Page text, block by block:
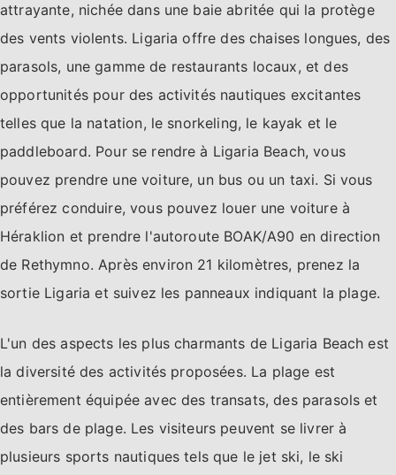
attrayante, nichée dans une baie abritée qui la protège
des vents violents. Ligaria offre des chaises longues, des
parasols, une gamme de restaurants locaux, et des
opportunités pour des activités nautiques excitantes
telles que la natation, le snorkeling, le kayak et le
paddleboard. Pour se rendre à Ligaria Beach, vous
pouvez prendre une voiture, un bus ou un taxi. Si vous
préférez conduire, vous pouvez louer une voiture à
Héraklion et prendre l'autoroute BOAK/A90 en direction
de Rethymno. Après environ 21 kilomètres, prenez la
sortie Ligaria et suivez les panneaux indiquant la plage.
L'un des aspects les plus charmants de Ligaria Beach est
la diversité des activités proposées. La plage est
entièrement équipée avec des transats, des parasols et
des bars de plage. Les visiteurs peuvent se livrer à
plusieurs sports nautiques tels que le jet ski, le ski